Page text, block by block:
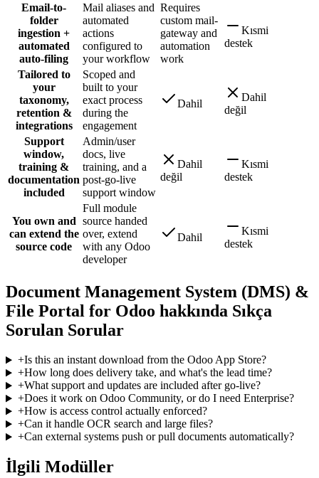
Email-to-
folder
ingestion +
automated
auto-filing
Mail aliases and
automated
actions
configured to
your workflow
Requires
custom mail-
gateway and
automation
work
Kısmi
destek
Tailored to
your
taxonomy,
retention &
integrations
Scoped and
built to your
exact process
during the
engagement
Dahil
Dahil
değil
Support
window,
training &
documentation
included
Admin/user
docs, live
training, and a
post-go-live
support window
Dahil
değil
Kısmi
destek
You own and
can extend the
source code
Full module
source handed
over, extend
with any Odoo
developer
Dahil
Kısmi
destek
Document Management System (DMS) &
File Portal for Odoo hakkında Sıkça
Sorulan Sorular
+Is this an instant download from the Odoo App Store?
+How long does delivery take, and what's the lead time?
+What support and updates are included after go-live?
+Does it work on Odoo Community, or do I need Enterprise?
+How is access control actually enforced?
+Can it handle OCR search and large files?
+Can external systems push or pull documents automatically?
İlgili Modüller